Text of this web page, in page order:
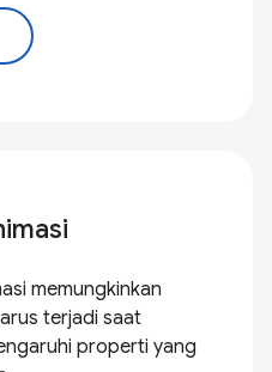
memungkinkan
terjadi saat
properti yang